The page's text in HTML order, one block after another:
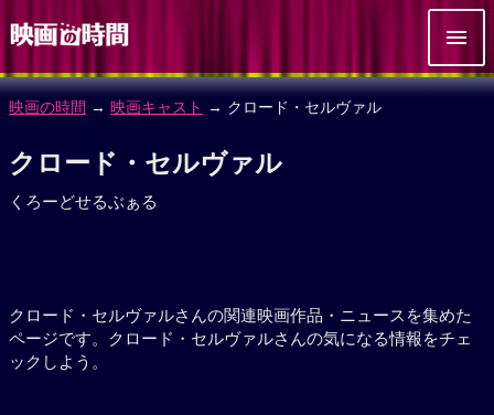
映画の時間 → 映画キャスト → クロード・セルヴァル
クロード・セルヴァル
くろーどせるぶぁる
クロード・セルヴァルさんの関連映画作品・ニュースを集めた
ページです。クロード・セルヴァルさんの気になる情報をチェ
ックしよう。